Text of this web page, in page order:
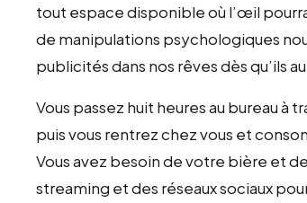
tout espace disponible où l’œil
de manipulations psychologiques
publicités dans nos rêves dès qu’ils
Vous passez huit heures au bureau
puis vous rentrez chez vous et
Vous avez besoin de votre bière et
streaming et des réseaux sociaux